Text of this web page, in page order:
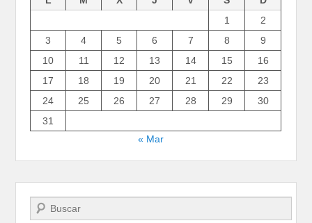
1
2
3
4 5 6 7 8
9
10
11 12 13 14 15
16
17
18 19 20 21 22
23
24
25 26 27 28 29
30
31
« Mar
Buscar